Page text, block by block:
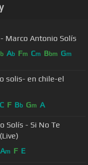
Marco Antonio Solís
b Ab Fm Cm Bbm Gm
solis- en chile-el
C F Bb Gm A
Solís - Si No Te
Am F E